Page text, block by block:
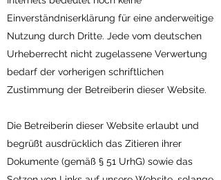
Einverständniserklärung für eine anderweitige
Nutzung durch Dritte. Jede vom deutschen
Urheberrecht nicht zugelassene Verwertung
bedarf der vorherigen schriftlichen
Zustimmung der Betreiberin dieser Website.
Die Betreiberin dieser Website erlaubt und
begrüßt ausdrücklich das Zitieren ihrer
Dokumente (gemäß § 51 UrhG) sowie das